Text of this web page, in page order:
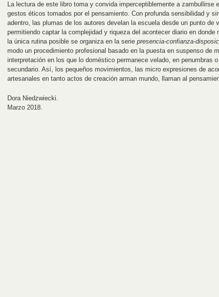
La lectura de este libro toma y convida imperceptiblemente a zambullirse
gestos éticos tomados por el pensamiento. Con profunda sensibilidad y
adentro, las plumas de los autores develan la escuela desde un punto de
permitiendo captar la complejidad y riqueza del acontecer diario en
la única rutina posible se organiza en la serie presencia-confianza-
modo un procedimiento profesional basado en la puesta en suspenso de
interpretación en los que lo doméstico permanece velado, en penumbras
secundario. Así, los pequeños movimientos, las micro expresiones de
artesanales en tanto actos de creación arman mundo, llaman al
Dora Niedzwiecki.
Marzo 2018.